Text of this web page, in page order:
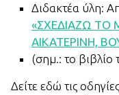
Διδακτέα ύλη:
«ΣΧΕΔΙΑΖΩ ΤΟ
ΑΙΚΑΤΕΡΙΝΗ,
(σημ.: το βιβλίο
Δείτε εδώ τις